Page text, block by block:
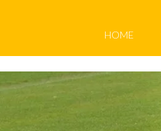
HOME